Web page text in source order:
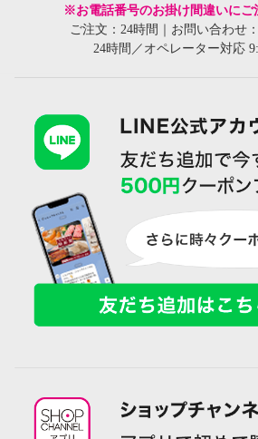
※お電話番号のお掛け間違いにご
ご注文：24時間｜お問い合わせ
24時間／オペレーター対応